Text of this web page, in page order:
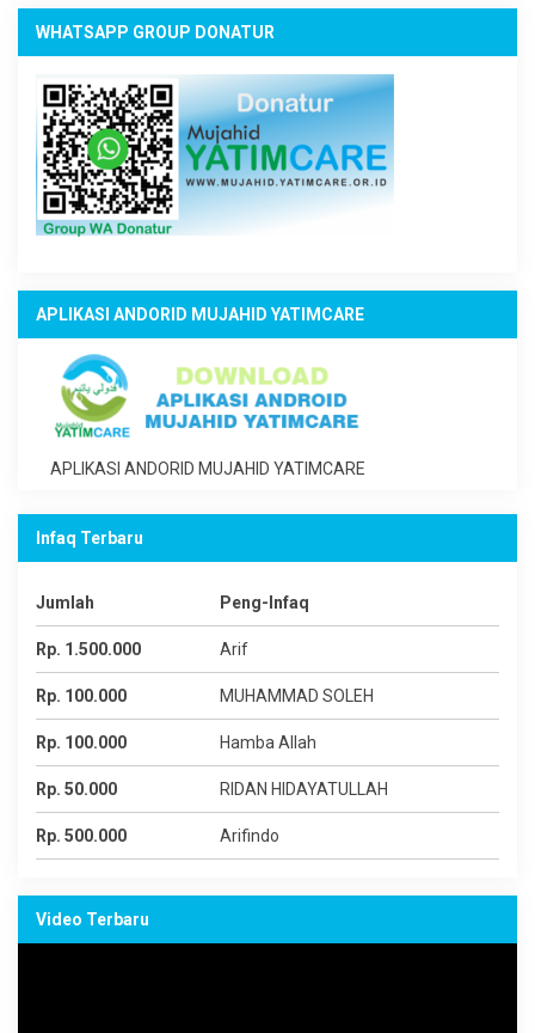
WHATSAPP GROUP DONATUR
APLIKASI ANDORID MUJAHID YATIMCARE
APLIKASI ANDORID MUJAHID YATIMCARE
Infaq Terbaru
Jumlah Peng-Infaq
Rp. 1.500.000 Arif
Rp. 100.000 MUHAMMAD SOLEH
Rp. 100.000 Hamba Allah
Rp. 50.000 RIDAN HIDAYATULLAH
Rp. 500.000 Arifindo
Video Terbaru